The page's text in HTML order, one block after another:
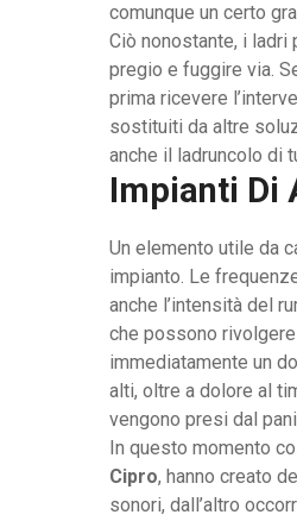
comunque un certo
Ciò nonostante, i
pregio e fuggire via.
prima ricevere
sostituiti da altre
anche il ladruncolo di
Impianti Di
Un elemento utile da
impianto. Le
anche l’intensità del
che possono
immediatamente un
alti, oltre a dolore al
vengono presi dal
In questo momento
Cipro, hanno creato
sonori, dall’altro